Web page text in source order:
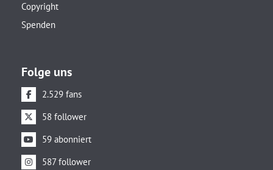
Copyright
Spenden
Folge uns
2.529 fans
58 follower
59 abonniert
587 follower